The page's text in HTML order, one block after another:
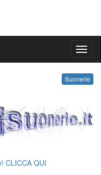
Suonerie
CLICCA QUI